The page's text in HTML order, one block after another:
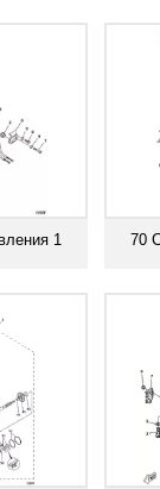
1 70